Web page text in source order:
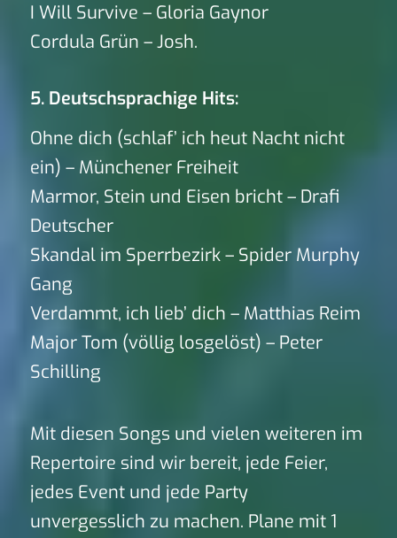
I Will Survive – Gloria Gaynor
Cordula Grün – Josh.
5. Deutschsprachige Hits:
Ohne dich (schlaf’ ich heut Nacht nicht
ein) – Münchener Freiheit
Marmor, Stein und Eisen bricht – Drafi
Deutscher
Skandal im Sperrbezirk – Spider Murphy
Gang
Verdammt, ich lieb’ dich – Matthias Reim
Major Tom (völlig losgelöst) – Peter
Schilling
Mit diesen Songs und vielen weiteren im
Repertoire sind wir bereit, jede Feier,
jedes Event und jede Party
unvergesslich zu machen. Plane mit 1